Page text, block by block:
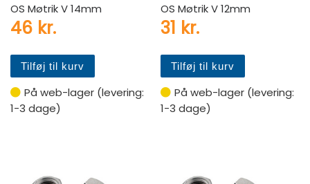
OS Møtrik V 14mm
46 kr.
Tilføj til kurv
På web-lager (levering:
1-3 dage)
OS Møtrik V 12mm
31 kr.
Tilføj til kurv
På web-lager (levering:
1-3 dage)